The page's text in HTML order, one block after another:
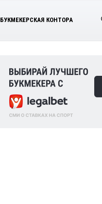
БУКМЕКЕРСКАЯ КОНТОРА